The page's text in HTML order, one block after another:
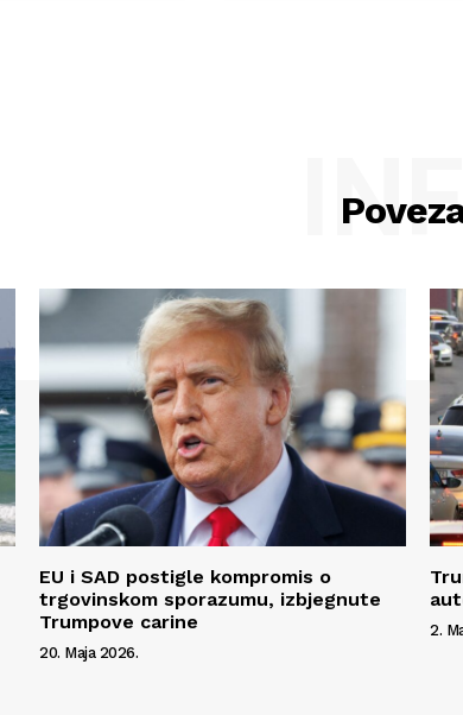
EU i SAD postigle kompromis o
trgovinskom sporazumu, izbjegnute
Trumpove carine
20. Maja 2026.
2.